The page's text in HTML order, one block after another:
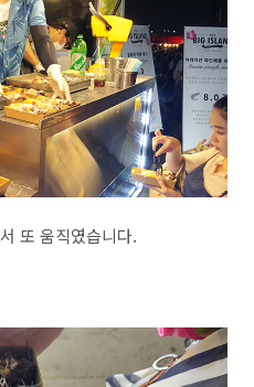
또 움직였습니다.